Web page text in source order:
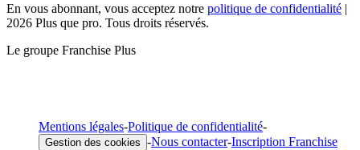
En vous abonnant, vous acceptez notre politique de confidentialité |
2026 Plus que pro. Tous droits réservés.
Le groupe Franchise Plus
Mentions légales-Politique de confidentialité-
Gestion des cookies -Nous contacter-Inscription Franchise